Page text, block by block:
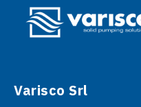
Varisco Srl